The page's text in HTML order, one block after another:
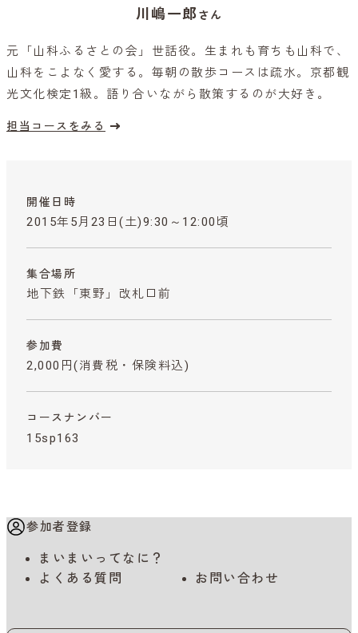
川嶋一郎 さん
元「山科ふるさとの会」世話役。生まれも育ちも山科で、
山科をこよなく愛する。毎朝の散歩コースは疏水。京都観
光文化検定1級。語り合いながら散策するのが大好き。
担当コースをみる
開催日時
2015年5月23日(土)9:30～12:00頃
集合場所
地下鉄「東野」改札口前
参加費
2,000円 (消費税・保険料込)
コースナンバー
15sp163
参加者登録
まいまいってなに？
よくある質問
お問い合わせ